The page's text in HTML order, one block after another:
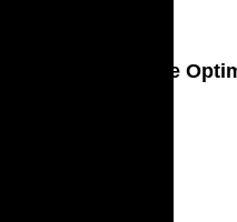
Answer Engine